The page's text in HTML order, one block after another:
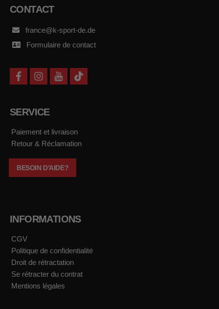
CONTACT
france@k-sport-de.de
Formulaire de contact
f
a
b
o
k
i
n
a
g
m
y
o
t
i
SERVICE
Paiement et livraison
Retour & Réclamation
BESOIN D'AIDE?
INFORMATIONS
CGV
Politique de confidentialité
Droit de rétractation
Se rétracter du contrat
Mentions légales